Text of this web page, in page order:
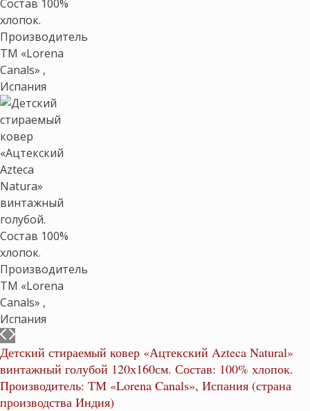
Детский стираемый ковер «Ацтекский Azteca Natural»
винтажный голубой 120х160см. Состав: 100% хлопок.
Производитель: ТМ «Lorena Canals», Испания (страна
производства Индия)